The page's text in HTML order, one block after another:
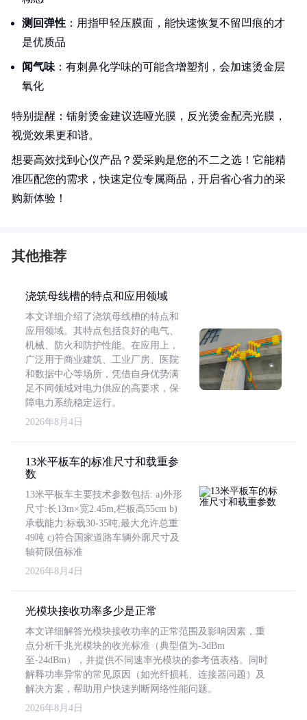
测回弹性 ：用指甲轻压膜面，能快速恢复不留凹痕的才
是优质品
闻气味 ：有刺鼻化学味的可能含增塑剂，会加速烫金层
氧化
特别提醒：镭射烫金建议选哑光膜，反光烫金配亮光膜，
视觉效果更和谐。
想要高效找到心仪产品？爱采购是您的不二之选！它能精
准匹配您的需求，快速定位专属商品，开启省心省力的采
购新体验！
其他推荐
浇筑母线槽的特点和应用领域
本文详细介绍了浇筑母线槽的特点和
应用领域。其特点包括良好的电气、
机械、防火和防护性能。在应用上，
广泛用于商业建筑、工业厂房、医院
和数据中心等场所，凭借自身优势满
足不同领域对电力供应的高要求，保
障电力系统稳定运行。
2026年8月4日
13米平板车的标准尺寸和载重参
数
13米平板车主要技术参数包括: a)外形
尺寸:长13m×宽2.45m,栏板高55cm b)
承载能力:标载30-35吨,最大允许总重
49吨 c)符合国家道路车辆外廓尺寸及
轴荷限值标准
2026年8月4日
光模块接收功率多少是正常
本文详细解答光模块接收功率的正常范围及影响因素，重
点分析千兆光模块的收光标准（典型值为-3dBm
至-24dBm），并提供不同速率光模块的参考值表格。同时
解释功率异常的常见原因（如光纤损耗、连接器问题）及
解决方案，帮助用户快速判断网络性能问题。
2026年8月4日